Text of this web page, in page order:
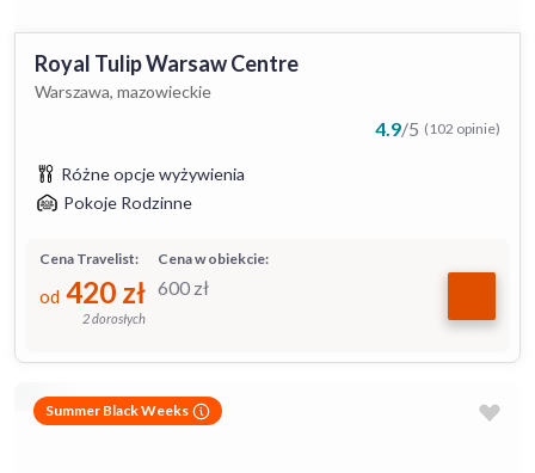
Royal Tulip Warsaw Centre
Warszawa, mazowieckie
4.9/5 (102 opinie)
Różne opcje wyżywienia
Pokoje Rodzinne
Cena w obiekcie:
600 zł
Cena Travelist:
od 420 zł
2 dorosłych
Summer Black Weeks